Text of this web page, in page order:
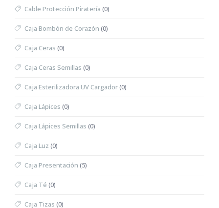
Cable Protección Piratería (0)
Caja Bombón de Corazón (0)
Caja Ceras (0)
Caja Ceras Semillas (0)
Caja Esterilizadora UV Cargador(0)
Caja Lápices (0)
Caja Lápices Semillas (0)
Caja Luz (0)
Caja Presentación (5)
Caja Té (0)
Caja Tizas (0)